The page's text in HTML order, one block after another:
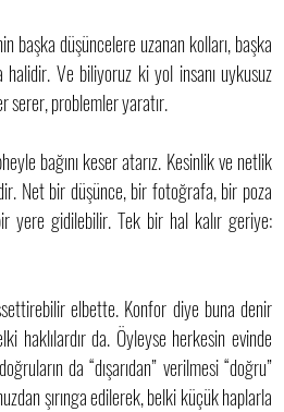
başka düşüncelere uzanan kolları, başka
Ve biliyoruz ki yol insanı uykusuz
serer, problemler yaratır.
bağını keser atarız. Kesinlik ve netlik
Net bir düşünce, bir fotoğrafa, bir poza
yere gidilebilir. Tek bir hal kalır geriye:
elbette. Konfor diye buna denir
haklılardır da. Öyleyse herkesin evinde
da “dışarıdan” verilmesi “doğru”
şırınga edilerek, belki küçük haplarla